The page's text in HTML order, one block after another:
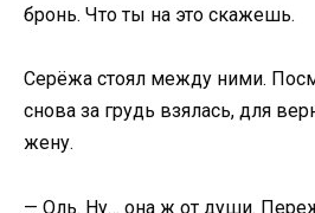
бронь. Что ты на это скажешь.
Серёжа стоял между ними.
снова за грудь взялась, для
жену.
— Оль. Ну… она ж от души.